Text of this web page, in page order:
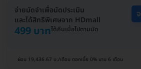
จ่ายมัดจำเพื่อนัดประเมิน
และได้สิทธิพิเศษจาก HDmall
499 บาทได้คืนเมื่อไปตามนัด
ผ่อน 19,436.67 บ./เดือน ดอกเบี้ย 0% นาน 6 เดือน